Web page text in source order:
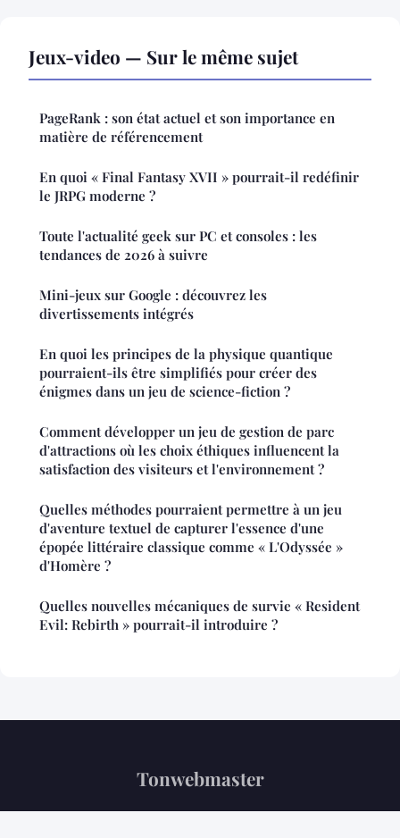
Jeux-video — Sur le même sujet
PageRank : son état actuel et son importance en
matière de référencement
En quoi « Final Fantasy XVII » pourrait-il redéfinir
le JRPG moderne ?
Toute l'actualité geek sur PC et consoles : les
tendances de 2026 à suivre
Mini-jeux sur Google : découvrez les
divertissements intégrés
En quoi les principes de la physique quantique
pourraient-ils être simplifiés pour créer des
énigmes dans un jeu de science-fiction ?
Comment développer un jeu de gestion de parc
d'attractions où les choix éthiques influencent la
satisfaction des visiteurs et l'environnement ?
Quelles méthodes pourraient permettre à un jeu
d'aventure textuel de capturer l'essence d'une
épopée littéraire classique comme « L'Odyssée »
d'Homère ?
Quelles nouvelles mécaniques de survie « Resident
Evil: Rebirth » pourrait-il introduire ?
Tonwebmaster